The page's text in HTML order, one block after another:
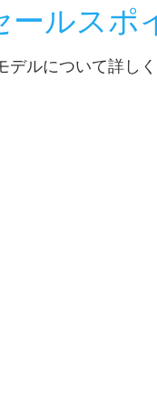
ールスポ
デルについて詳し